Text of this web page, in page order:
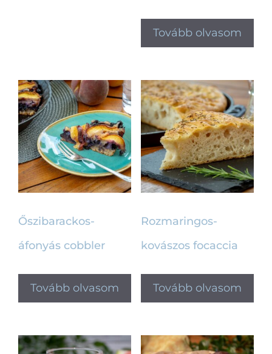
Tovább olvasom
Őszibarackos-
áfonyás cobbler
Tovább olvasom
Rozmaringos-
kovászos focaccia
Tovább olvasom